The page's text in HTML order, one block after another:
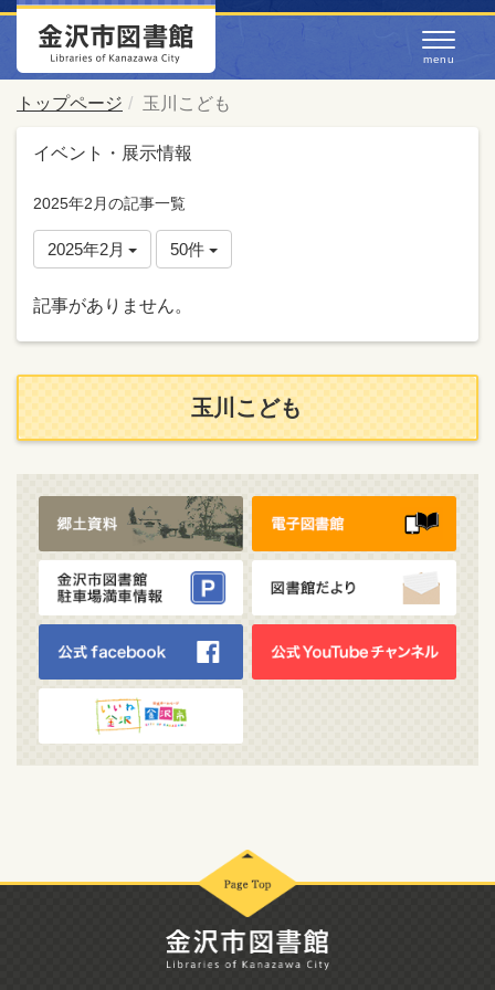
トップページ 玉川こども
イベント・展示情報
2025年2月の記事一覧
2025年2月 50件
記事がありません。
玉川こども